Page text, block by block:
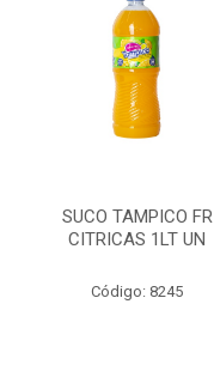
SUCO TAMPICO FR
CITRICAS 1LT UN
Código: 8245